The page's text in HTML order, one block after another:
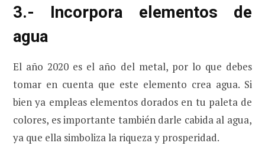
3.- Incorpora elementos de
agua
El año 2020 es el año del metal, por lo que debes
tomar en cuenta que este elemento crea agua. Si
bien ya empleas elementos dorados en tu paleta de
colores, es importante también darle cabida al agua,
ya que ella simboliza la riqueza y prosperidad.